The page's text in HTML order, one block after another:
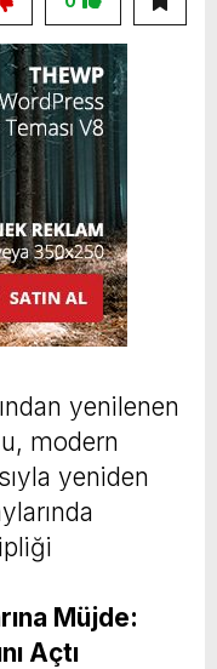
yenilenen
modern
yeniden
Müjde:
Açtı